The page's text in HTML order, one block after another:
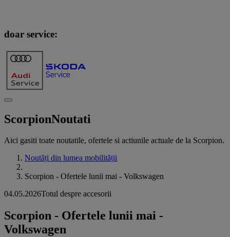
doar service:
ScorpionNoutati
Aici gasiti toate noutatile, ofertele si actiunile actuale de la Scorpion.
Noutăți din lumea mobilității
Scorpion - Ofertele lunii mai - Volkswagen
04.05.2026Totul despre accesorii
Scorpion - Ofertele lunii mai -
Volkswagen